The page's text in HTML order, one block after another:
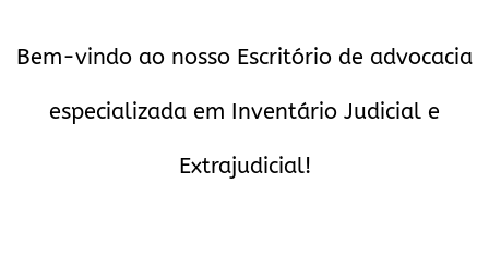
Bem-vindo ao nosso Escritório de advocacia
especializada em Inventário Judicial e
Extrajudicial!